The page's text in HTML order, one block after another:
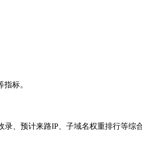
标。
、预计来路IP、子域名权重排行等综